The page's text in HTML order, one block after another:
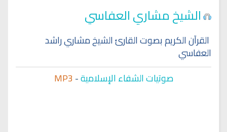
الشيخ مشاري العفاسي
القرآن الكريم بصوت القارئ الشيخ مشاري راشد
العفاسي
صوتيات الشفاء الإسلامية-
MP3